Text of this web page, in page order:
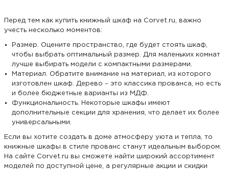
Перед тем как купить книжный шкаф на Corvet.ru, важно
учесть несколько моментов:
Размер. Оцените пространство, где будет стоять шкаф,
чтобы выбрать оптимальный размер. Для маленьких комнат
лучше выбирать модели с компактными размерами.
Материал. Обратите внимание на материал, из которого
изготовлен шкаф. Дерево – это классика прованса, но есть
и более бюджетные варианты из МДФ.
Функциональность. Некоторые шкафы имеют
дополнительные секции для хранения, что делает их более
универсальными.
Если вы хотите создать в доме атмосферу уюта и тепла, то
книжные шкафы в стиле прованс станут идеальным выбором.
На сайте Corvet.ru вы сможете найти широкий ассортимент
моделей по доступной цене, а регулярные акции и скидки